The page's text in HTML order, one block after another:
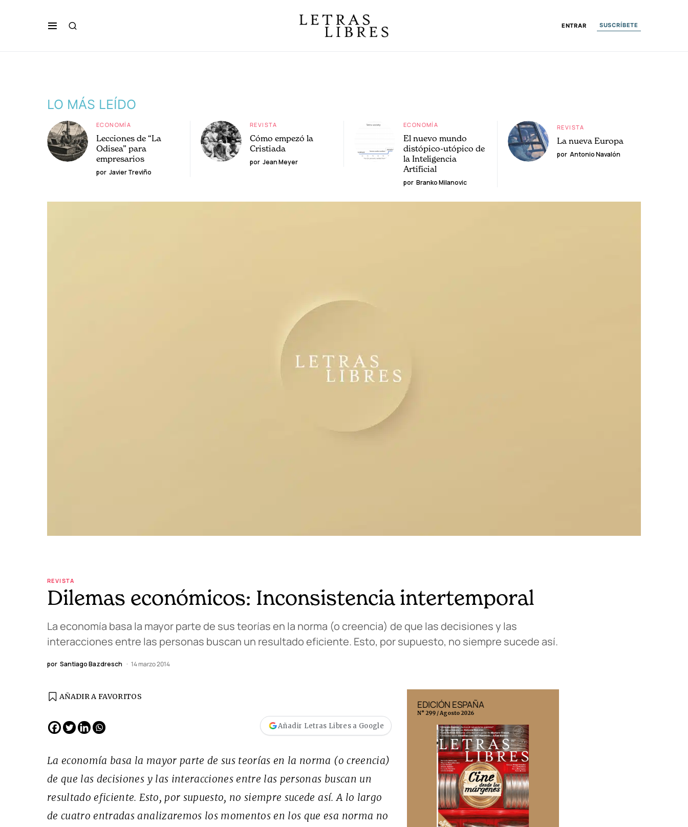
ENTRAR SUSCRÍBETE
LO MÁS LEÍDO
ECONOMÍA
Lecciones de “La
Odisea” para
empresarios
por Javier Treviño
REVISTA
Cómo empezó la
Cristiada
por Jean Meyer
ECONOMÍA
El nuevo mundo
distópico-utópico de
la Inteligencia
Artificial
por Branko Milanovic
REVISTA
La nueva Europa
por Antonio Navalón
REVISTA
Dilemas económicos: Inconsistencia intertemporal
La economía basa la mayor parte de sus teorías en la norma (o creencia) de que las decisiones y las
interacciones entre las personas buscan un resultado eficiente. Esto, por supuesto, no siempre sucede así.
por Santiago Bazdresch 14 marzo 2014
AÑADIR A FAVORITOS
Añadir Letras Libres a Google
La economía basa la mayor parte de sus teorías en la norma (o creencia)
de que las decisiones y las interacciones entre las personas buscan un
resultado eficiente. Esto, por supuesto, no siempre sucede así. A lo largo
de cuatro entradas analizaremos los momentos en los que esa norma no
EDICIÓN ESPAÑA
N° 299 / Agosto 2026